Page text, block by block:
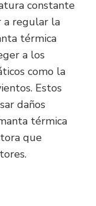
constante
a regular la
térmica
a los
como la
Estos
daños
térmica
que